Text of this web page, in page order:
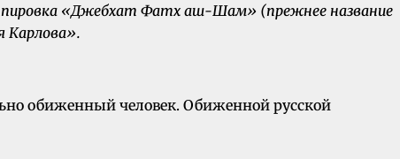
«Джебхат Фатх аш-Шам» (прежнее название
Карлова».
обиженный человек. Обиженной русской